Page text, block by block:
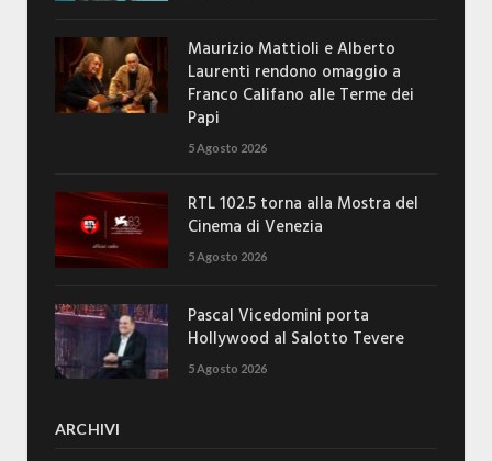
Maurizio Mattioli e Alberto
Laurenti rendono omaggio a
Franco Califano alle Terme dei
Papi
5 Agosto 2026
RTL 102.5 torna alla Mostra del
Cinema di Venezia
5 Agosto 2026
Pascal Vicedomini porta
Hollywood al Salotto Tevere
5 Agosto 2026
ARCHIVI